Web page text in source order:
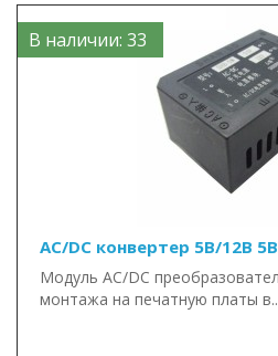
В наличии: 33
AC/DC конвертер 5В/12В
Модуль AC/DC
монтажа на печатную платы в..